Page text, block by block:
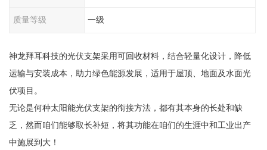
质量等级 一级
神龙拜耳科技的光伏支架采用可回收材料，结合轻量化设计，降低
运输与安装成本，助力绿色能源发展，适用于屋顶、地面及水面光
伏项目。
无论是何种太阳能光伏支架的衔接方法，都有其本身的长处和缺
乏，然而咱们能够取长补短，将其功能在咱们的生涯中和工业出产
中施展到大！